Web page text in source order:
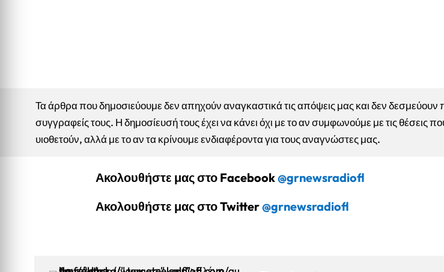
Τα άρθρα που δημοσιεύουμε δεν απηχούν αναγκαστικά τις απόψεις μας και δεν δεσμεύουν
συγγραφείς τους. Η δημοσίευσή τους έχει να κάνει όχι με το αν συμφωνούμε με τις θέσεις
υιοθετούν, αλλά με το αν τα κρίνουμε ενδιαφέροντα για τους αναγνώστες μας.
Ακολουθήστε μας στο Facebook@grnewsradiofl
Ακολουθήστε μας στο Twitter@grnewsradiofl